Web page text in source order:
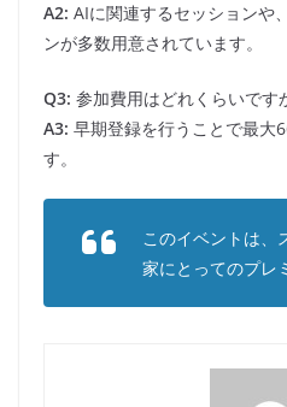
A2: AIに関連するセッションや
ンが多数用意されています。
Q3: 参加費用はどれくらいです
A3: 早期登録を行うことで最大
す。
このイベントは、
家にとってのプレ